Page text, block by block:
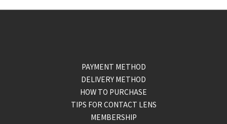
PAYMENT METHOD
DELIVERY METHOD
HOW TO PURCHASE
TIPS FOR CONTACT LENS
MEMBERSHIP